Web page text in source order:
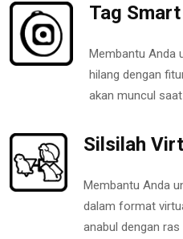
Tag
Membantu Anda
hilang dengan
akan muncul
Silsilah
Membantu Anda
dalam format
anabul dengan